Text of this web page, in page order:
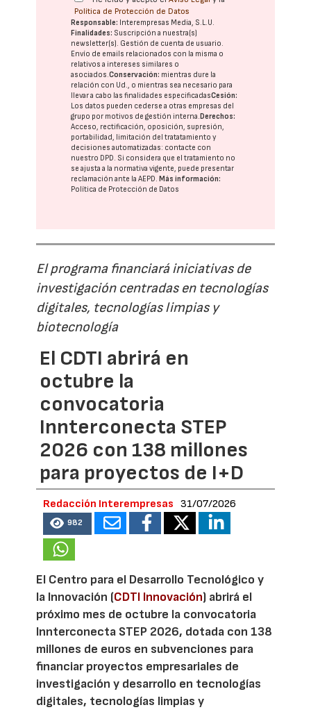
Política de Protección de Datos
Responsable: Interempresas Media, S.L.U.
Finalidades: Suscripción a nuestra(s)
newsletter(s). Gestión de cuenta de usuario.
Envío de emails relacionados con la misma o
relativos a intereses similares o
asociados.Conservación: mientras dure la
relación con Ud., o mientras sea necesario para
llevar a cabo las finalidades especificadasCesión:
Los datos pueden cederse a otras empresas del
grupo por motivos de gestión interna. Derechos:
Acceso, rectificación, oposición, supresión,
portabilidad, limitación del tratatamiento y
decisiones automatizadas: contacte con
nuestro DPD. Si considera que el tratamiento no
se ajusta a la normativa vigente, puede presentar
reclamación ante laAEPD. Más información:
Política de Protección de Datos
El programa financiará iniciativas de
investigación centradas en tecnologías
digitales, tecnologías limpias y
biotecnología
El CDTI abrirá en
octubre la
convocatoria
Innterconecta STEP
2026 con 138 millones
para proyectos de I+D
Redacción Interempresas 31/07/2026
982
El Centro para el Desarrollo Tecnológico y
la Innovación (CDTI Innovación) abrirá el
próximo mes de octubre la convocatoria
Innterconecta STEP 2026, dotada con 138
millones de euros en subvenciones para
financiar proyectos empresariales de
investigación y desarrollo en tecnologías
digitales, tecnologías limpias y